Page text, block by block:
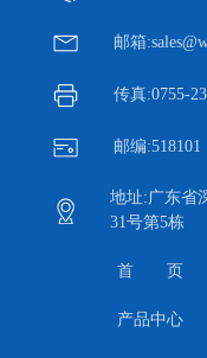
邮箱
传真:0755-
邮编:518101
地址:广东省
31号第5栋
首 页
产品中心